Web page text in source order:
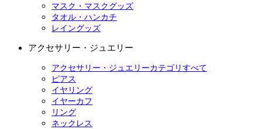
マスク・マスクグッズ
タオル・ハンカチ
レイングッズ
アクセサリー・ジュエリー
アクセサリー・ジュエリーカテゴリすべて
ピアス
イヤリング
イヤーカフ
リング
ネックレス